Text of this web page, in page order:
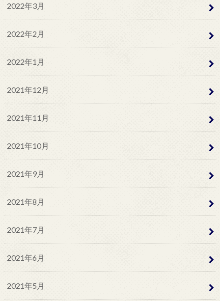
2022年3月
2022年2月
2022年1月
2021年12月
2021年11月
2021年10月
2021年9月
2021年8月
2021年7月
2021年6月
2021年5月